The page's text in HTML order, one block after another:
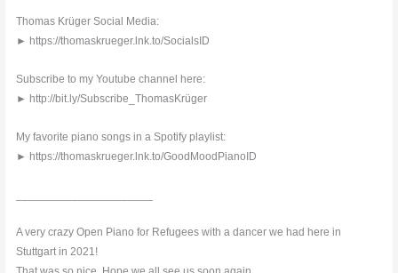
Thomas Krüger Social Media:
► https://thomaskrueger.lnk.to/SocialsID
Subscribe to my Youtube channel here:
► http://bit.ly/Subscribe_ThomasKrüger
My favorite piano songs in a Spotify playlist:
► https://thomaskrueger.lnk.to/GoodMoodPianoID
A very crazy Open Piano for Refugees with a dancer we had here in
Stuttgart in 2021!